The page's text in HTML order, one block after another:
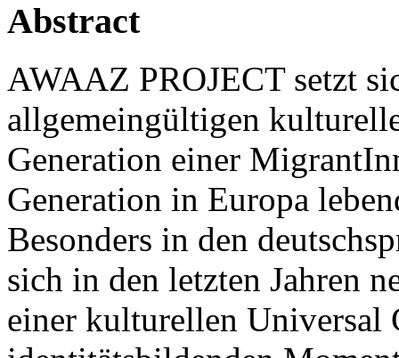
Abstract
AWAAZ PROJECT setzt
allgemeingültigen
Generation einer
Generation in Europa
Besonders in den
sich in den letzten Jahren
einer kulturellen Universal